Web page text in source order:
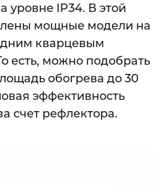
уровне IP34. В этой
мощные модели на
кварцевым
есть, можно подобрать
обогрева до 30
эффективность
счет рефлектора.